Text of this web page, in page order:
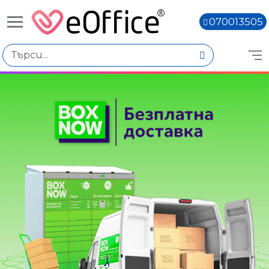
070013505
Избери по
Цена
€3.01 - €7.00
€11.03 - €15.02
€15.04 - €19.03
Maestro
Вид продукт
Цветни картони
Цветни микс картони